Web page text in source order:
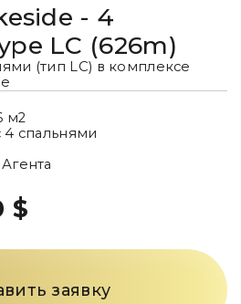
- 4
LC (626m)
(тип LC) в комплексе
м2
4 спальнями
$
заявку